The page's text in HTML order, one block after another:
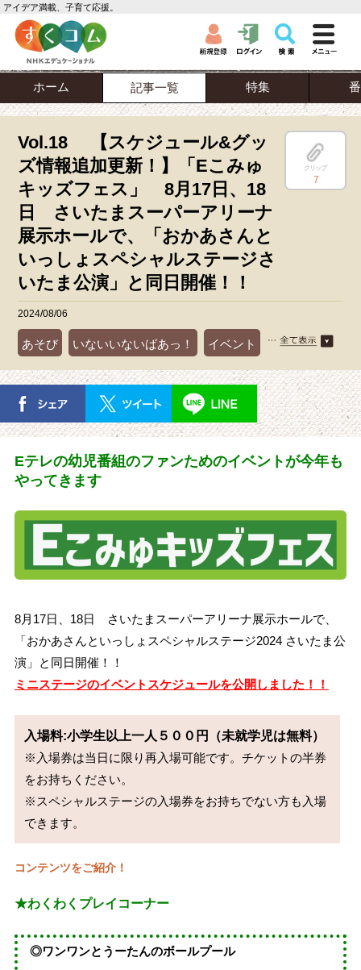
アイデア満載、子育て応援。
ホーム 記事一覧 特集
Vol.18 【スケジュール&グッ
ズ情報追加更新！】「Eこみゅ
キッズフェス」 8月17日、18
日 さいたまスーパーアリーナ
展示ホールで、「おかあさんと
いっしょスペシャルステージさ
いたま公演」と同日開催！！
クリップ
7
2024/08/06
あそび いないいないばあっ！ イベント
おかあさんといっしょ お知らせ
Eテレの幼児番組のファンためのイベントが今年も
やってきます
8月17日、18日 さいたまスーパーアリーナ展示ホールで、
「おかあさんといっしょスペシャルステージ2024 さいたま公
演」と同日開催！！
ミニステージのイベントスケジュールを公開しました！！
入場料:小学生以上一人５００円（未就学児は無料）
※入場券は当日に限り再入場可能です。チケットの半券
をお持ちください。
※スペシャルステージの入場券をお持ちでない方も入場
できます。
コンテンツをご紹介！
★わくわくプレイコーナー
◎ワンワンとうーたんのボールプール